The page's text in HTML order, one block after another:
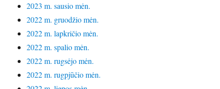
2023 m. sausio mėn.
2022 m. gruodžio mėn.
2022 m. lapkričio mėn.
2022 m. spalio mėn.
2022 m. rugsėjo mėn.
2022 m. rugpjūčio mėn.